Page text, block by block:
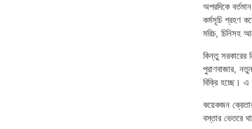
অপরদিকে
কর্মসূচি গ্রহণ
মরিচ, চিনিসহ
কিন্তু সরকারের
পুরাণবাজার,
বিক্রি হচ্ছে। এ
কয়েকজন
বস্তার ভেতরে